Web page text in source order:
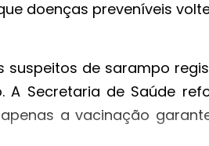
doenças preveníveis
de sarampo
Secretaria de Saúde
a vacinação